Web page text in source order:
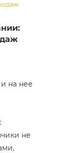
на нее
не